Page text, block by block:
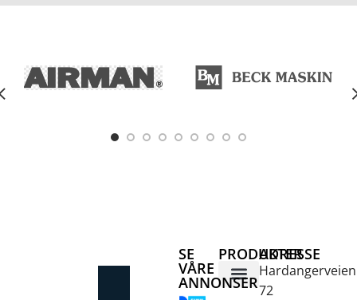
ADRESSE
Hardangerveien
72
PRODUKTER
SE
VÅRE
ANNONSER